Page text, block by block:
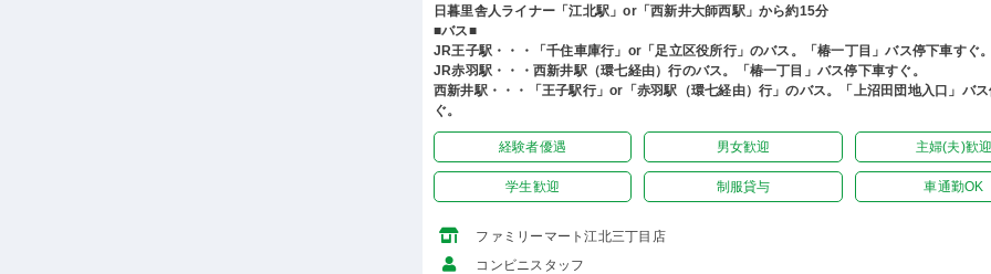
日暮里舎人ライナー「江北駅」or「西新井大師西駅」から約15分
■バス■
JR王子駅・・・「千住車庫行」or「足立区役所行」のバス。「椿一丁目」バス停下車すぐ
JR赤羽駅・・・西新井駅（環七経由）行のバス。「椿一丁目」バス停下車すぐ。
西新井駅・・・「王子駅行」or「赤羽駅（環七経由）行」のバス。「上沼田団地入口」バ
ぐ。
経験者優遇 男女歓迎 主婦(夫)歓
学生歓迎 制服貸与 車通勤OK
ファミリーマート江北三丁目店
コンビニスタッフ